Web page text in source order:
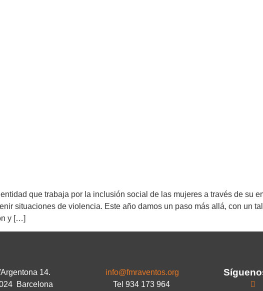
que trabaja por la inclusión social de las mujeres a través de su
situaciones de violencia. Este año damos un paso más allá, con un
y […]
14.
Barcelona
info@fmraventos.org
Tel 934 173 964